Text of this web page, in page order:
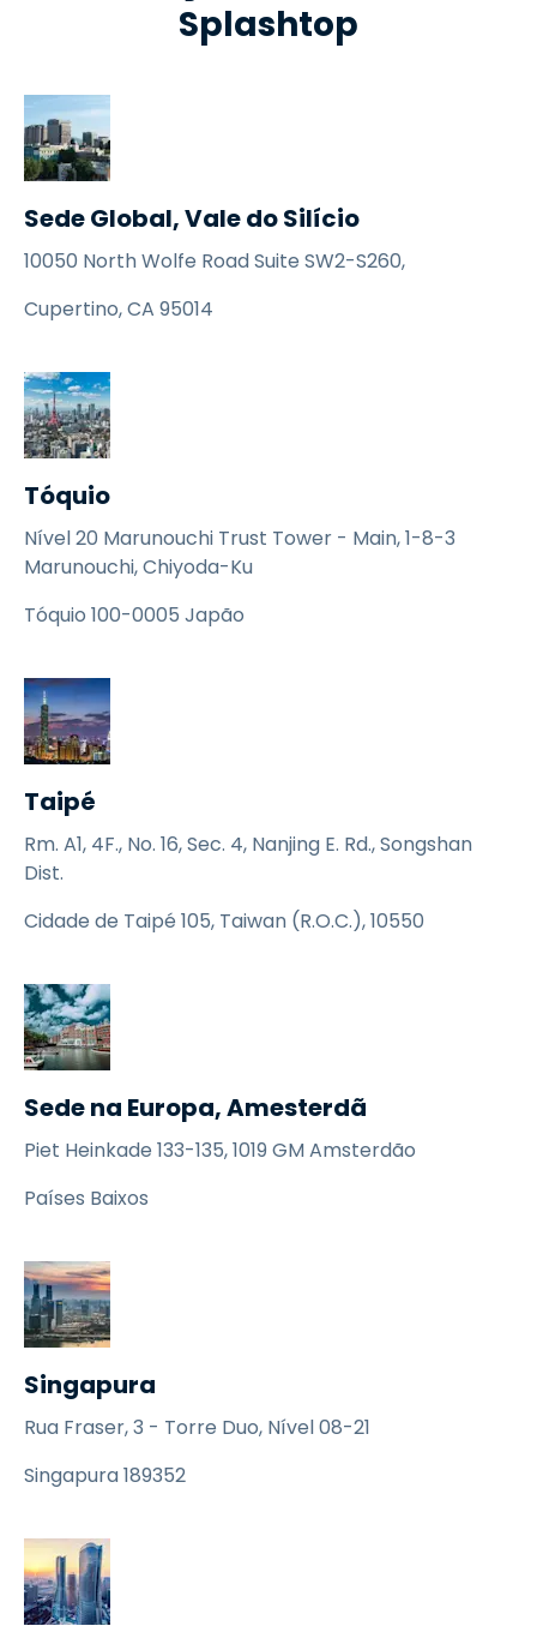
Splashtop
Sede Global, Vale do Silício
10050 North Wolfe Road Suite SW2-S260,
Cupertino, CA 95014
Tóquio
Nível 20 Marunouchi Trust Tower - Main, 1-8-3
Marunouchi, Chiyoda-Ku
Tóquio 100-0005 Japão
Taipé
Rm. A1, 4F., No. 16, Sec. 4, Nanjing E. Rd., Songshan
Dist.
Cidade de Taipé 105, Taiwan (R.O.C.), 10550
Sede na Europa, Amesterdã
Piet Heinkade 133-135, 1019 GM Amsterdão
Países Baixos
Singapura
Rua Fraser, 3 - Torre Duo, Nível 08-21
Singapura 189352